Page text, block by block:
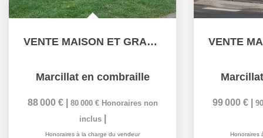
VENTE MAISON ET GRANGE CAMPAGNE 20MN MONTLUCON
Marcillat en combraille
88 000 € 80 000 € Honoraires non
inclus
Honoraires à la charge du vendeur
99 000 €
Honoraires